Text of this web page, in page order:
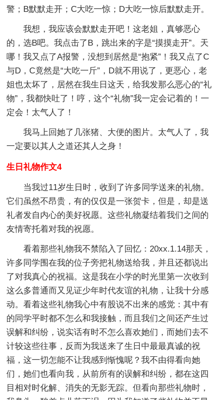
警；B默默走开；C大吃一惊；D大吃一惊后默默走开。
我想，我应该会默默走开吧！这老姐，真够恶心
的，选B吧。我点击了B，跳出来的字是“摸摸走开”。天
哪！我又点了A报警，没想到居然是“抱紧”！我又点了C
与D，C竟然是“大吃一斤”，D就不用说了，更恶心，老
姐也太坏了，居然在我生日这天，给我发那么恶心的“礼
物”，我都快吐了！哼，这个“礼物”我一定会记着的！一
定会！太气人了！
我马上回她了几张猪、大便的图片。太气人了，我
一定要以其人之道还其人之身！
生日礼物作文4
当我过11岁生日时，收到了许多同学送来的礼物。
它们虽然不昂贵，有的仅仅是一张贺卡，但是，却是送
礼者发自内心的美好祝愿。这些礼物凝结着我们之间的
友情寄托着对我的祝愿。
看着那些礼物我不禁陷入了回忆：20xx.1.14那天，
许多同学围在我的位子旁把礼物送给我，并且还都说出
了对我真心的祝福。这是我在小学的时光里第一次收到
这么多普通而又见证少年时代友谊的礼物，让我十分感
动。看着这些礼物我心中有股说不出来的感觉：其中有
的同学平时都不怎么和我接触，而且我们之间还产生过
误解和纠纷，说实话有时不怎么喜欢她们，而她们去不
计较这些往事，反而为我送来了生日中最最真诚的祝
福，这一切怎能不让我感到惭愧呢？我不由得看向她
们，她们也看向我，从前所有的误解和纠纷，都在这四
目相对时化解、消失的无影无踪。但看向那些礼物时，